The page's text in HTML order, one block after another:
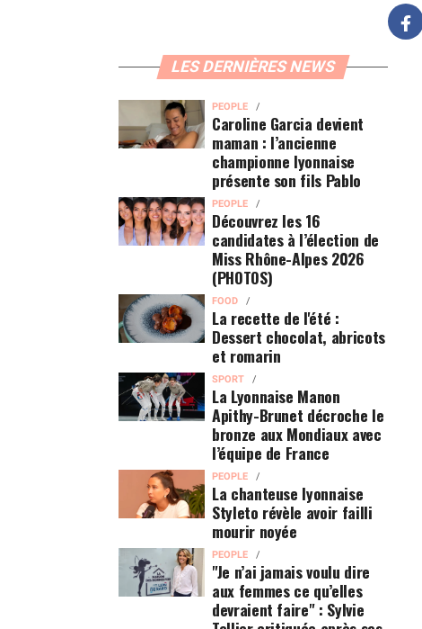
LES DERNIÈRES NEWS
PEOPLE
Caroline Garcia devient
maman : l’ancienne
championne lyonnaise
présente son fils Pablo
PEOPLE
Découvrez les 16
candidates à l’élection de
Miss Rhône-Alpes 2026
(PHOTOS)
FOOD
La recette de l'été :
Dessert chocolat, abricots
et romarin
SPORT
La Lyonnaise Manon
Apithy-Brunet décroche le
bronze aux Mondiaux avec
l’équipe de France
PEOPLE
La chanteuse lyonnaise
Styleto révèle avoir failli
mourir noyée
PEOPLE
"Je n’ai jamais voulu dire
aux femmes ce qu’elles
devraient faire" : Sylvie